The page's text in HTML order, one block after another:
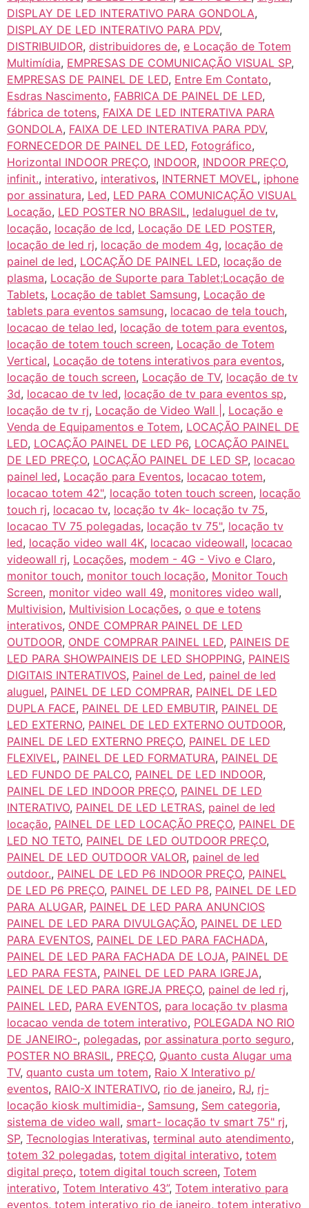
DISPLAY DE LED INTERATIVO PARA GONDOLA,
DISPLAY DE LED INTERATIVO PARA PDV,
DISTRIBUIDOR, distribuidores de, e Locação de Totem
Multimídia, EMPRESAS DE COMUNICAÇÃO VISUAL SP,
EMPRESAS DE PAINEL DE LED, Entre Em Contato,
Esdras Nascimento, FABRICA DE PAINEL DE LED,
fábrica de totens, FAIXA DE LED INTERATIVA PARA
GONDOLA, FAIXA DE LED INTERATIVA PARA PDV,
FORNECEDOR DE PAINEL DE LED, Fotográfico,
Horizontal INDOOR PREÇO, INDOOR, INDOOR PREÇO,
infinit., interativo, interativos, INTERNET MOVEL, iphone
por assinatura, Led, LED PARA COMUNICAÇÃO VISUAL
Locação, LED POSTER NO BRASIL, ledaluguel de tv,
locação, locação de lcd, Locação DE LED POSTER,
locação de led rj, locação de modem 4g, locação de
painel de led, LOCAÇÃO DE PAINEL LED, locação de
plasma, Locação de Suporte para Tablet;Locação de
Tablets, Locação de tablet Samsung, Locação de
tablets para eventos samsung, locacao de tela touch,
locacao de telao led, locação de totem para eventos,
locação de totem touch screen, Locação de Totem
Vertical, Locação de totens interativos para eventos,
locação de touch screen, Locação de TV, locação de tv
3d, locacao de tv led, locação de tv para eventos sp,
locação de tv rj, Locação de Video Wall | , Locação e
Venda de Equipamentos e Totem, LOCAÇÃO PAINEL DE
LED, LOCAÇÃO PAINEL DE LED P6, LOCAÇÃO PAINEL
DE LED PREÇO, LOCAÇÃO PAINEL DE LED SP, locacao
painel led, Locação para Eventos, locacao totem,
locacao totem 42", locação toten touch screen, locação
touch rj, locacao tv, locação tv 4k- locação tv 75,
locacao TV 75 polegadas, locação tv 75", locação tv
led, locação video wall 4K, locacao videowall, locacao
videowall rj, Locações, modem - 4G - Vivo e Claro,
monitor touch, monitor touch locação, Monitor Touch
Screen, monitor video wall 49, monitores video wall,
Multivision, Multivision Locações, o que e totens
interativos, ONDE COMPRAR PAINEL DE LED
OUTDOOR, ONDE COMPRAR PAINEL LED, PAINEIS DE
LED PARA SHOWPAINEIS DE LED SHOPPING, PAINEIS
DIGITAIS INTERATIVOS, Painel de Led, painel de led
aluguel, PAINEL DE LED COMPRAR, PAINEL DE LED
DUPLA FACE, PAINEL DE LED EMBUTIR, PAINEL DE
LED EXTERNO, PAINEL DE LED EXTERNO OUTDOOR,
PAINEL DE LED EXTERNO PREÇO, PAINEL DE LED
FLEXIVEL, PAINEL DE LED FORMATURA, PAINEL DE
LED FUNDO DE PALCO, PAINEL DE LED INDOOR,
PAINEL DE LED INDOOR PREÇO, PAINEL DE LED
INTERATIVO, PAINEL DE LED LETRAS, painel de led
locação, PAINEL DE LED LOCAÇÃO PREÇO, PAINEL DE
LED NO TETO, PAINEL DE LED OUTDOOR PREÇO,
PAINEL DE LED OUTDOOR VALOR, painel de led
outdoor., PAINEL DE LED P6 INDOOR PREÇO, PAINEL
DE LED P6 PREÇO, PAINEL DE LED P8, PAINEL DE LED
PARA ALUGAR, PAINEL DE LED PARA ANUNCIOS
PAINEL DE LED PARA DIVULGAÇÃO, PAINEL DE LED
PARA EVENTOS, PAINEL DE LED PARA FACHADA,
PAINEL DE LED PARA FACHADA DE LOJA, PAINEL DE
LED PARA FESTA, PAINEL DE LED PARA IGREJA,
PAINEL DE LED PARA IGREJA PREÇO, painel de led rj,
PAINEL LED, PARA EVENTOS, para locação tv plasma
locacao venda de totem interativo, POLEGADA NO RIO
DE JANEIRO-, polegadas, por assinatura porto seguro,
POSTER NO BRASIL, PREÇO, Quanto custa Alugar uma
TV, quanto custa um totem, Raio X Interativo p/
eventos, RAIO-X INTERATIVO, rio de janeiro, RJ, rj-
locação kiosk multimidia-, Samsung, Sem categoria,
sistema de video wall, smart- locação tv smart 75" rj,
SP, Tecnologias Interativas, terminal auto atendimento,
totem 32 polegadas, totem digital interativo, totem
digital preço, totem digital touch screen, Totem
interativo, Totem Interativo 43”, Totem interativo para
eventos, totem interativo rio de janeiro, totem interativo